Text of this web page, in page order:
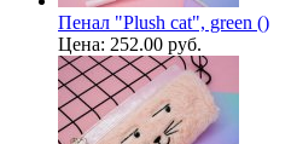
Пенал "Plush cat", green ()
Цена: 252.00 руб.